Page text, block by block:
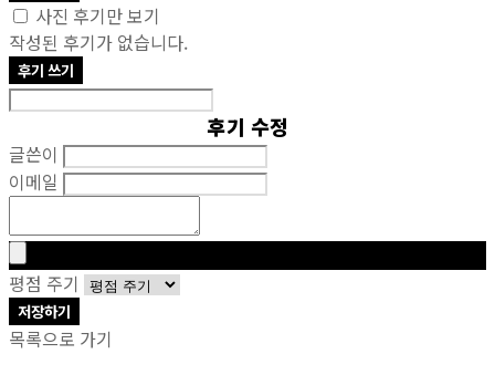
사진 후기만 보기
작성된 후기가 없습니다.
후기 쓰기
후기 수정
글쓴이
이메일
평점 주기
저장하기
목록으로 가기